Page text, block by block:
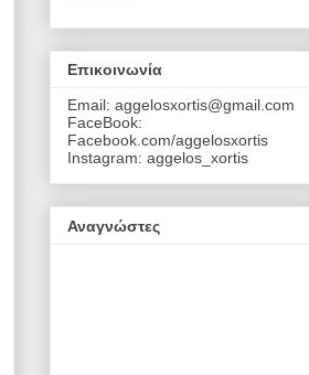
Επικοινωνία
Email: aggelosxortis@gmail.com
FaceBook:
Facebook.com/aggelosxortis
Instagram: aggelos_xortis
Αναγνώστες